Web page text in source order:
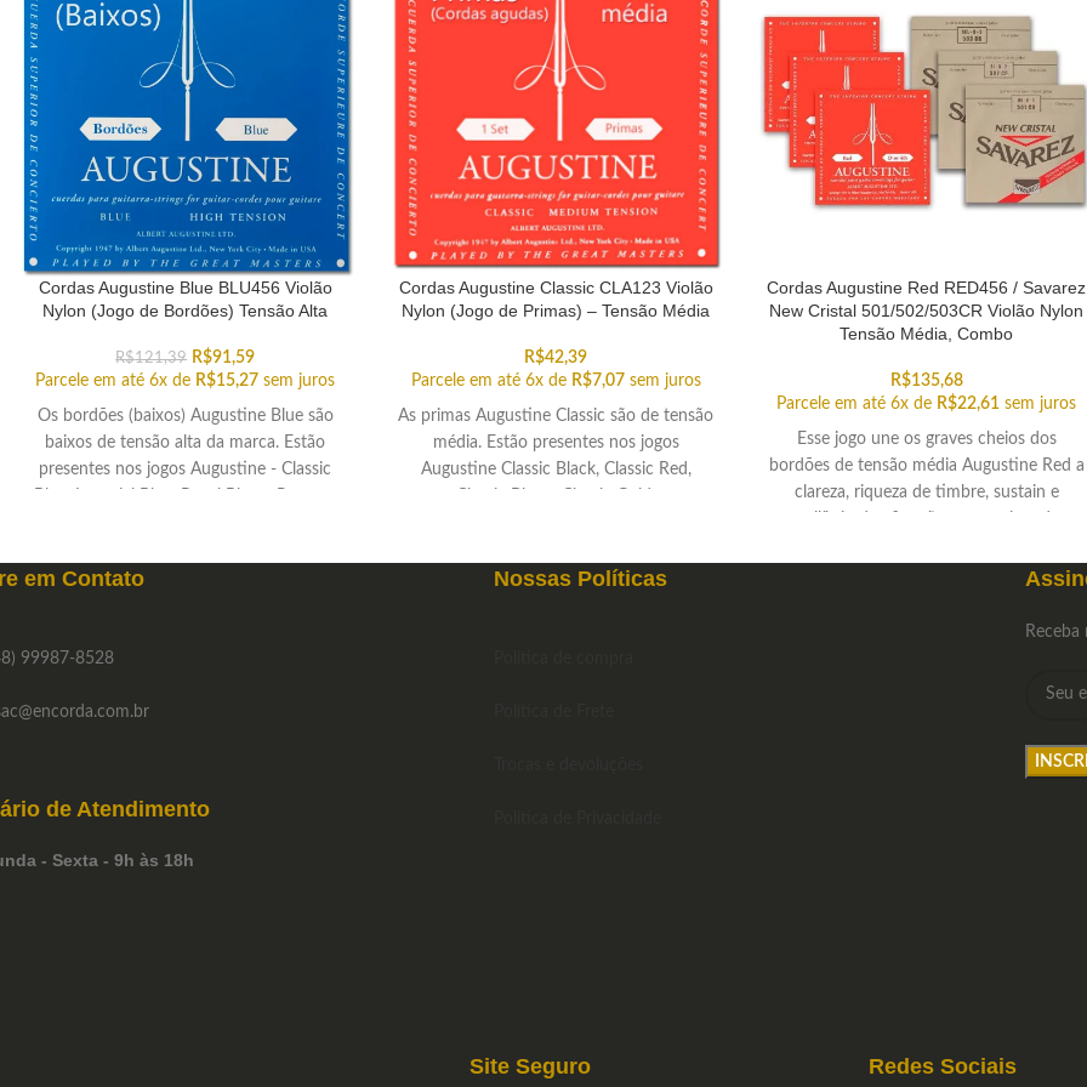
Cordas Augustine Blue BLU456 Violão
Nylon (Jogo de Bordões) Tensão Alta
R$121,39 R$91,59
Parcele em até 6x de R$15,27 sem juros
Os bordões (baixos) Augustine Blue são
baixos de tensão alta da marca. Estão
presentes nos jogos Augustine - Classic
Cordas Augustine Classic CLA123 Violão
Nylon (Jogo de Primas) – Tensão Média
R$42,39
Parcele em até 6x de R$7,07 sem juros
As primas Augustine Classic são de tensão
média. Estão presentes nos jogos
Augustine Classic Black, Classic Red,
Cordas Augustine Red RED456 / Savarez
New Cristal 501/502/503CR Violão Nylon
Tensão Média, Combo
R$135,68
Parcele em até 6x de R$22,61 sem juros
Esse jogo une os graves cheios dos
bordões de tensão média Augustine Red a
clareza, riqueza de timbre, sustain e
em Contato
99987-8528
@encorda.com.br
de Atendimento
- Sexta - 9h às 18h
Nossas Políticas
Site Seguro Redes Sociais